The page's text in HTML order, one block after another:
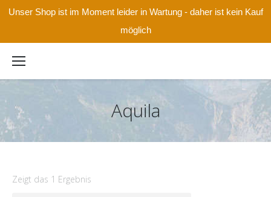
Unser Shop ist im Moment leider in Wartung - daher ist kein Kauf
möglich
Aquila
Zeigt das 1 Ergebnis